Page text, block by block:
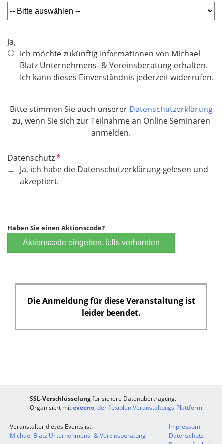
Ja,
ich möchte zukünftig Informationen von Michael
Blatz Unternehmens- & Vereinsberatung erhalten.
Ich kann dieses Einverständnis jederzeit widerrufen.
Bitte stimmen Sie auch unserer Datenschutzerklärung
zu, wenn Sie sich zur Teilnahme an Online Seminaren
anmelden.
DatenschutzP
f
l
t
f
e
Ja, ich habe die Datenschutzerklärung gelesen und
akzeptiert.
Haben Sie einen Aktionscode?
Aktionscode eingeben, falls vorhanden
Die Anmeldung für diese Veranstaltung ist
leider beendet.
SSL-Verschlüsselungfür sichere Datenübertragung.
Organisiert miteveeno, der flexiblen Veranstaltungs-Plattform!
Veranstalter dieses Events ist:
Michael Blatz Unternehmens- & Vereinsberatung
Impressum
Datenschutz